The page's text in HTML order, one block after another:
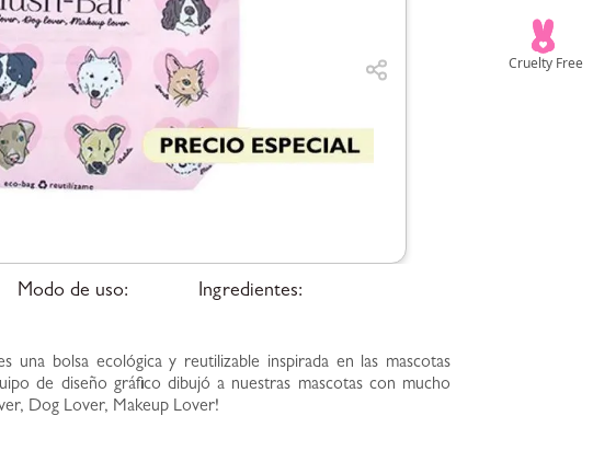
Modo de uso: Ingredientes:
una bolsa ecológica y reutilizable inspirada en las mascotas
de diseño gráfico dibujó a nuestras mascotas con mucho
Dog Lover, Makeup Lover!